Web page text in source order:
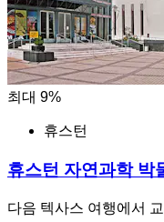
최대 9%
휴스턴
휴스턴 자연과학 박
다음 텍사스 여행에서